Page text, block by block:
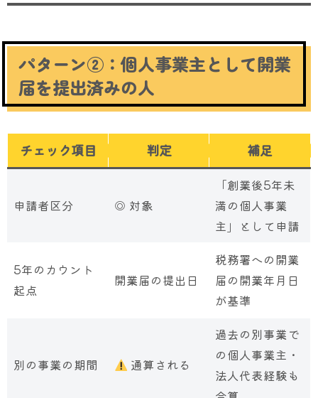
パターン②：個人事業主として開業
届を提出済みの人
チェック項目 判定 補足
申請者区分 ◎ 対象
「創業後5年未
満の個人事業
主」として申請
5年のカウント
起点
開業届の提出日
税務署への開業
届の開業年月日
が基準
別の事業の期間 通算される
過去の別事業で
の個人事業主・
法人代表経験も